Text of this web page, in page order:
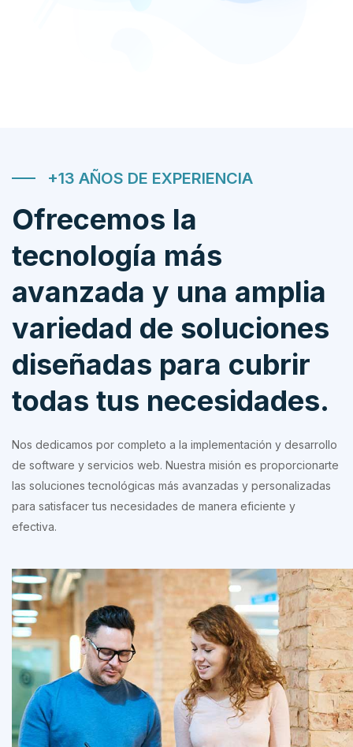
+13 AÑOS DE EXPERIENCIA
Ofrecemos la
tecnología más
avanzada y una amplia
variedad de soluciones
diseñadas para cubrir
todas tus necesidades.
Nos dedicamos por completo a la implementación y desarrollo
de software y servicios web. Nuestra misión es proporcionarte
las soluciones tecnológicas más avanzadas y personalizadas
para satisfacer tus necesidades de manera eficiente y
efectiva.